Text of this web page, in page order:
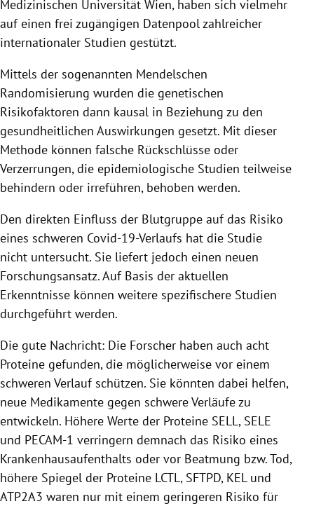
Medizinischen Universität Wien, haben sich vielmehr
auf einen frei zugängigen Datenpool zahlreicher
internationaler Studien gestützt.
Mittels der sogenannten Mendelschen
Randomisierung wurden die genetischen
Risikofaktoren dann kausal in Beziehung zu den
gesundheitlichen Auswirkungen gesetzt. Mit dieser
Methode können falsche Rückschlüsse oder
Verzerrungen, die epidemiologische Studien teilweise
behindern oder irreführen, behoben werden.
Den direkten Einfluss der Blutgruppe auf das Risiko
eines schweren Covid-19-Verlaufs hat die Studie
nicht untersucht. Sie liefert jedoch einen neuen
Forschungsansatz. Auf Basis der aktuellen
Erkenntnisse können weitere spezifischere Studien
durchgeführt werden.
Die gute Nachricht: Die Forscher haben auch acht
Proteine gefunden, die möglicherweise vor einem
schweren Verlauf schützen. Sie könnten dabei helfen,
neue Medikamente gegen schwere Verläufe zu
entwickeln. Höhere Werte der Proteine SELL, SELE
und PECAM-1 verringern demnach das Risiko eines
Krankenhausaufenthalts oder vor Beatmung bzw. Tod,
höhere Spiegel der Proteine LCTL, SFTPD, KEL und
ATP2A3 waren nur mit einem geringeren Risiko für